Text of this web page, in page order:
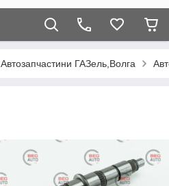
Автозапчастини ГАЗель,Волга